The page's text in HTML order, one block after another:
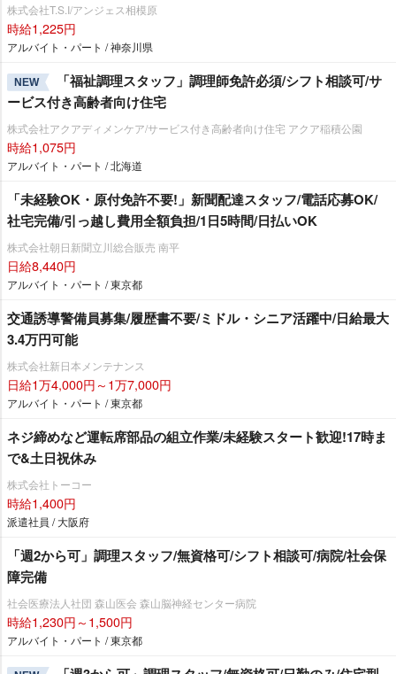
株式会社T.S.I/アンジェス相模原
時給1,225円
アルバイト・パート / 神奈川県
NEW
「福祉調理スタッフ」調理師免許必須/シフト相談可/サ
ービス付き高齢者向け住宅
株式会社アクアディメンケア/サービス付き高齢者向け住宅 アクア稲積公園
時給1,075円
アルバイト・パート / 北海道
「未経験OK・原付免許不要!」新聞配達スタッフ/電話応募OK/
社宅完備/引っ越し費用全額負担/1日5時間/日払いOK
株式会社朝日新聞立川総合販売 南平
日給8,440円
アルバイト・パート / 東京都
交通誘導警備員募集/履歴書不要/ミドル・シニア活躍中/日給最大
3.4万円可能
株式会社新日本メンテナンス
日給1万4,000円～1万7,000円
アルバイト・パート / 東京都
ネジ締めなど運転席部品の組立作業/未経験スタート歓迎!17時ま
で&土日祝休み
株式会社トーコー
時給1,400円
派遣社員 / 大阪府
「週2から可」調理スタッフ/無資格可/シフト相談可/病院/社会保
障完備
社会医療法人社団 森山医会 森山脳神経センター病院
時給1,230円～1,500円
アルバイト・パート / 東京都